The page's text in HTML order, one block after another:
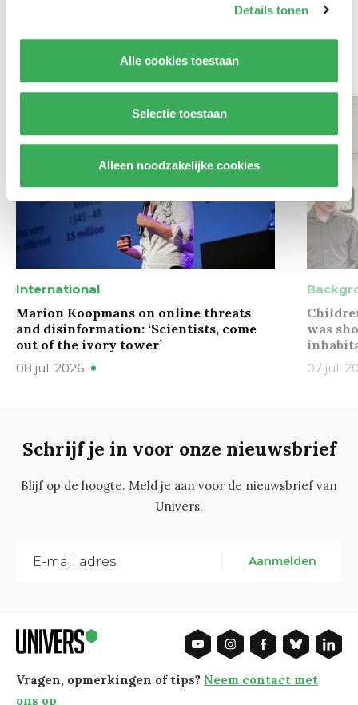
Details tonen
Alle cookies toestaan
Selectie toestaan
Alleen noodzakelijke cookies
zodat studenten zich breder
Bekijk meer recent nieuws
International
Marion Koopmans on online threats
and disinformation: ‘Scientists, come
out of the ivory tower’
08 juli 2026
was
07 juli
Schrijf je in voor onze nieuwsbrief
Blijf op de hoogte. Meld je aan voor de nieuwsbrief van
Univers.
Aanmelden
Vragen, opmerkingen of tips? Neem contact met
ons op